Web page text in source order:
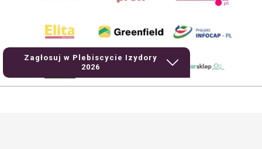
Zagłosuj w Plebiscycie Izydory
2026